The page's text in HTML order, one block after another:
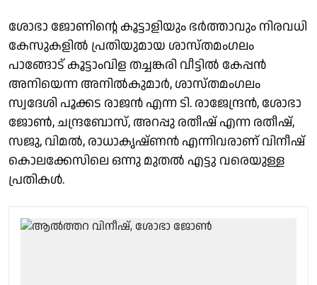
ശോഭാ ജോണിൻ്റെ കൂട്ടാളിയും ഭര്‍ത്താവും നിരവധി
കേസുകളിൽ പ്രതിയുമായ ശാസ്തമംഗലം
പാങ്ങോട് കൂട്ടാംവിള തച്ചങ്കരി വീട്ടില്‍ കേപ്പന്‍
അനിയെന്ന അനില്‍കുമാര്‍, ശാസ്തമംഗലം
സ്വദേശി പൂക്കട രാജന്‍ എന്ന ടി. രാജേന്ദ്രന്‍, ശോഭാ
ജോണ്‍, ചന്ദ്രബോസ്, അറപ്പു രതീഷ് എന്ന രതീഷ്,
സജു, വിമല്‍, രാധാകൃഷ്ണന്‍ എന്നിവരാണ് വിനീഷ്
കൊലക്കേസിലെ ഒന്നു മുതല്‍ എട്ടു വരെയുള്ള
പ്രതികള്‍.